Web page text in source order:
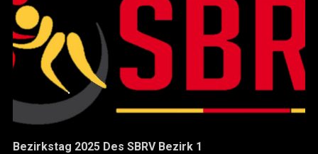
Bezirkstag 2025 Des SBRV Bezirk 1